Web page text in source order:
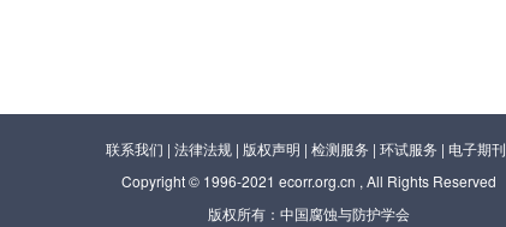
联系我们 | 法律法规| 版权声明 | 检测服务 | 环试服务 | 电子期刊
Copyright © 1996-2021 ecorr.org.cn , All Rights Reserved
版权所有：中国腐蚀与防护学会